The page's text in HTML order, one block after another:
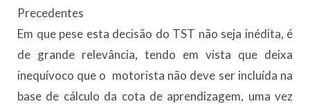
Precedentes
Em que pese esta decisão do TST não seja inédita, é
de grande relevância, tendo em vista que deixa
inequívoco que o motorista não deve ser incluída na
base de cálculo da cota de aprendizagem, uma vez